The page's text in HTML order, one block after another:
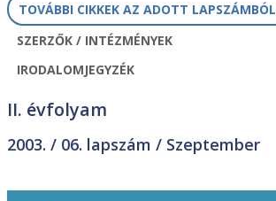
TOVÁBBI CIKKEK AZ ADOTT LAPSZÁMBÓL
SZERZŐK / INTÉZMÉNYEK
IRODALOMJEGYZÉK
II. évfolyam
2003. / 06. lapszám / Szeptember